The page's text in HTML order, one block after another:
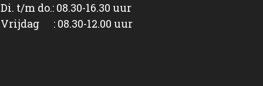
Di. t/m do.: 08.30-16.30 uur
Vrijdag : 08.30-12.00 uur